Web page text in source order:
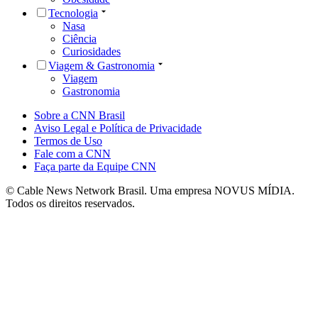
Tecnologia
Nasa
Ciência
Curiosidades
Viagem & Gastronomia
Viagem
Gastronomia
Sobre a CNN Brasil
Aviso Legal e Política de Privacidade
Termos de Uso
Fale com a CNN
Faça parte da Equipe CNN
© Cable News Network Brasil. Uma empresa NOVUS MÍDIA.
Todos os direitos reservados.